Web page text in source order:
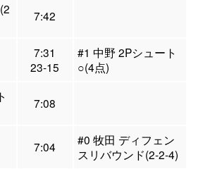
7:42
7:31
23-15
#1 中野 2Pシュート
○(4点)
7:08
7:04
#0 牧田 ディフェン
スリバウンド(2-2-4)